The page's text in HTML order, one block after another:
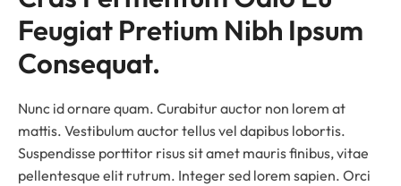
Feugiat Pretium Nibh Ipsum
Consequat.
Nunc id ornare quam. Curabitur auctor non lorem at
mattis. Vestibulum auctor tellus vel dapibus lobortis.
Suspendisse porttitor risus sit amet mauris finibus, vitae
pellentesque elit rutrum. Integer sed lorem sapien. Orci